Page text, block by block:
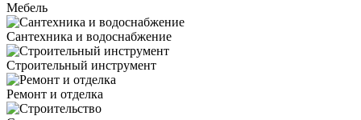
Мебель
Сантехника и водоснабжение
Строительный инструмент
Ремонт и отделка